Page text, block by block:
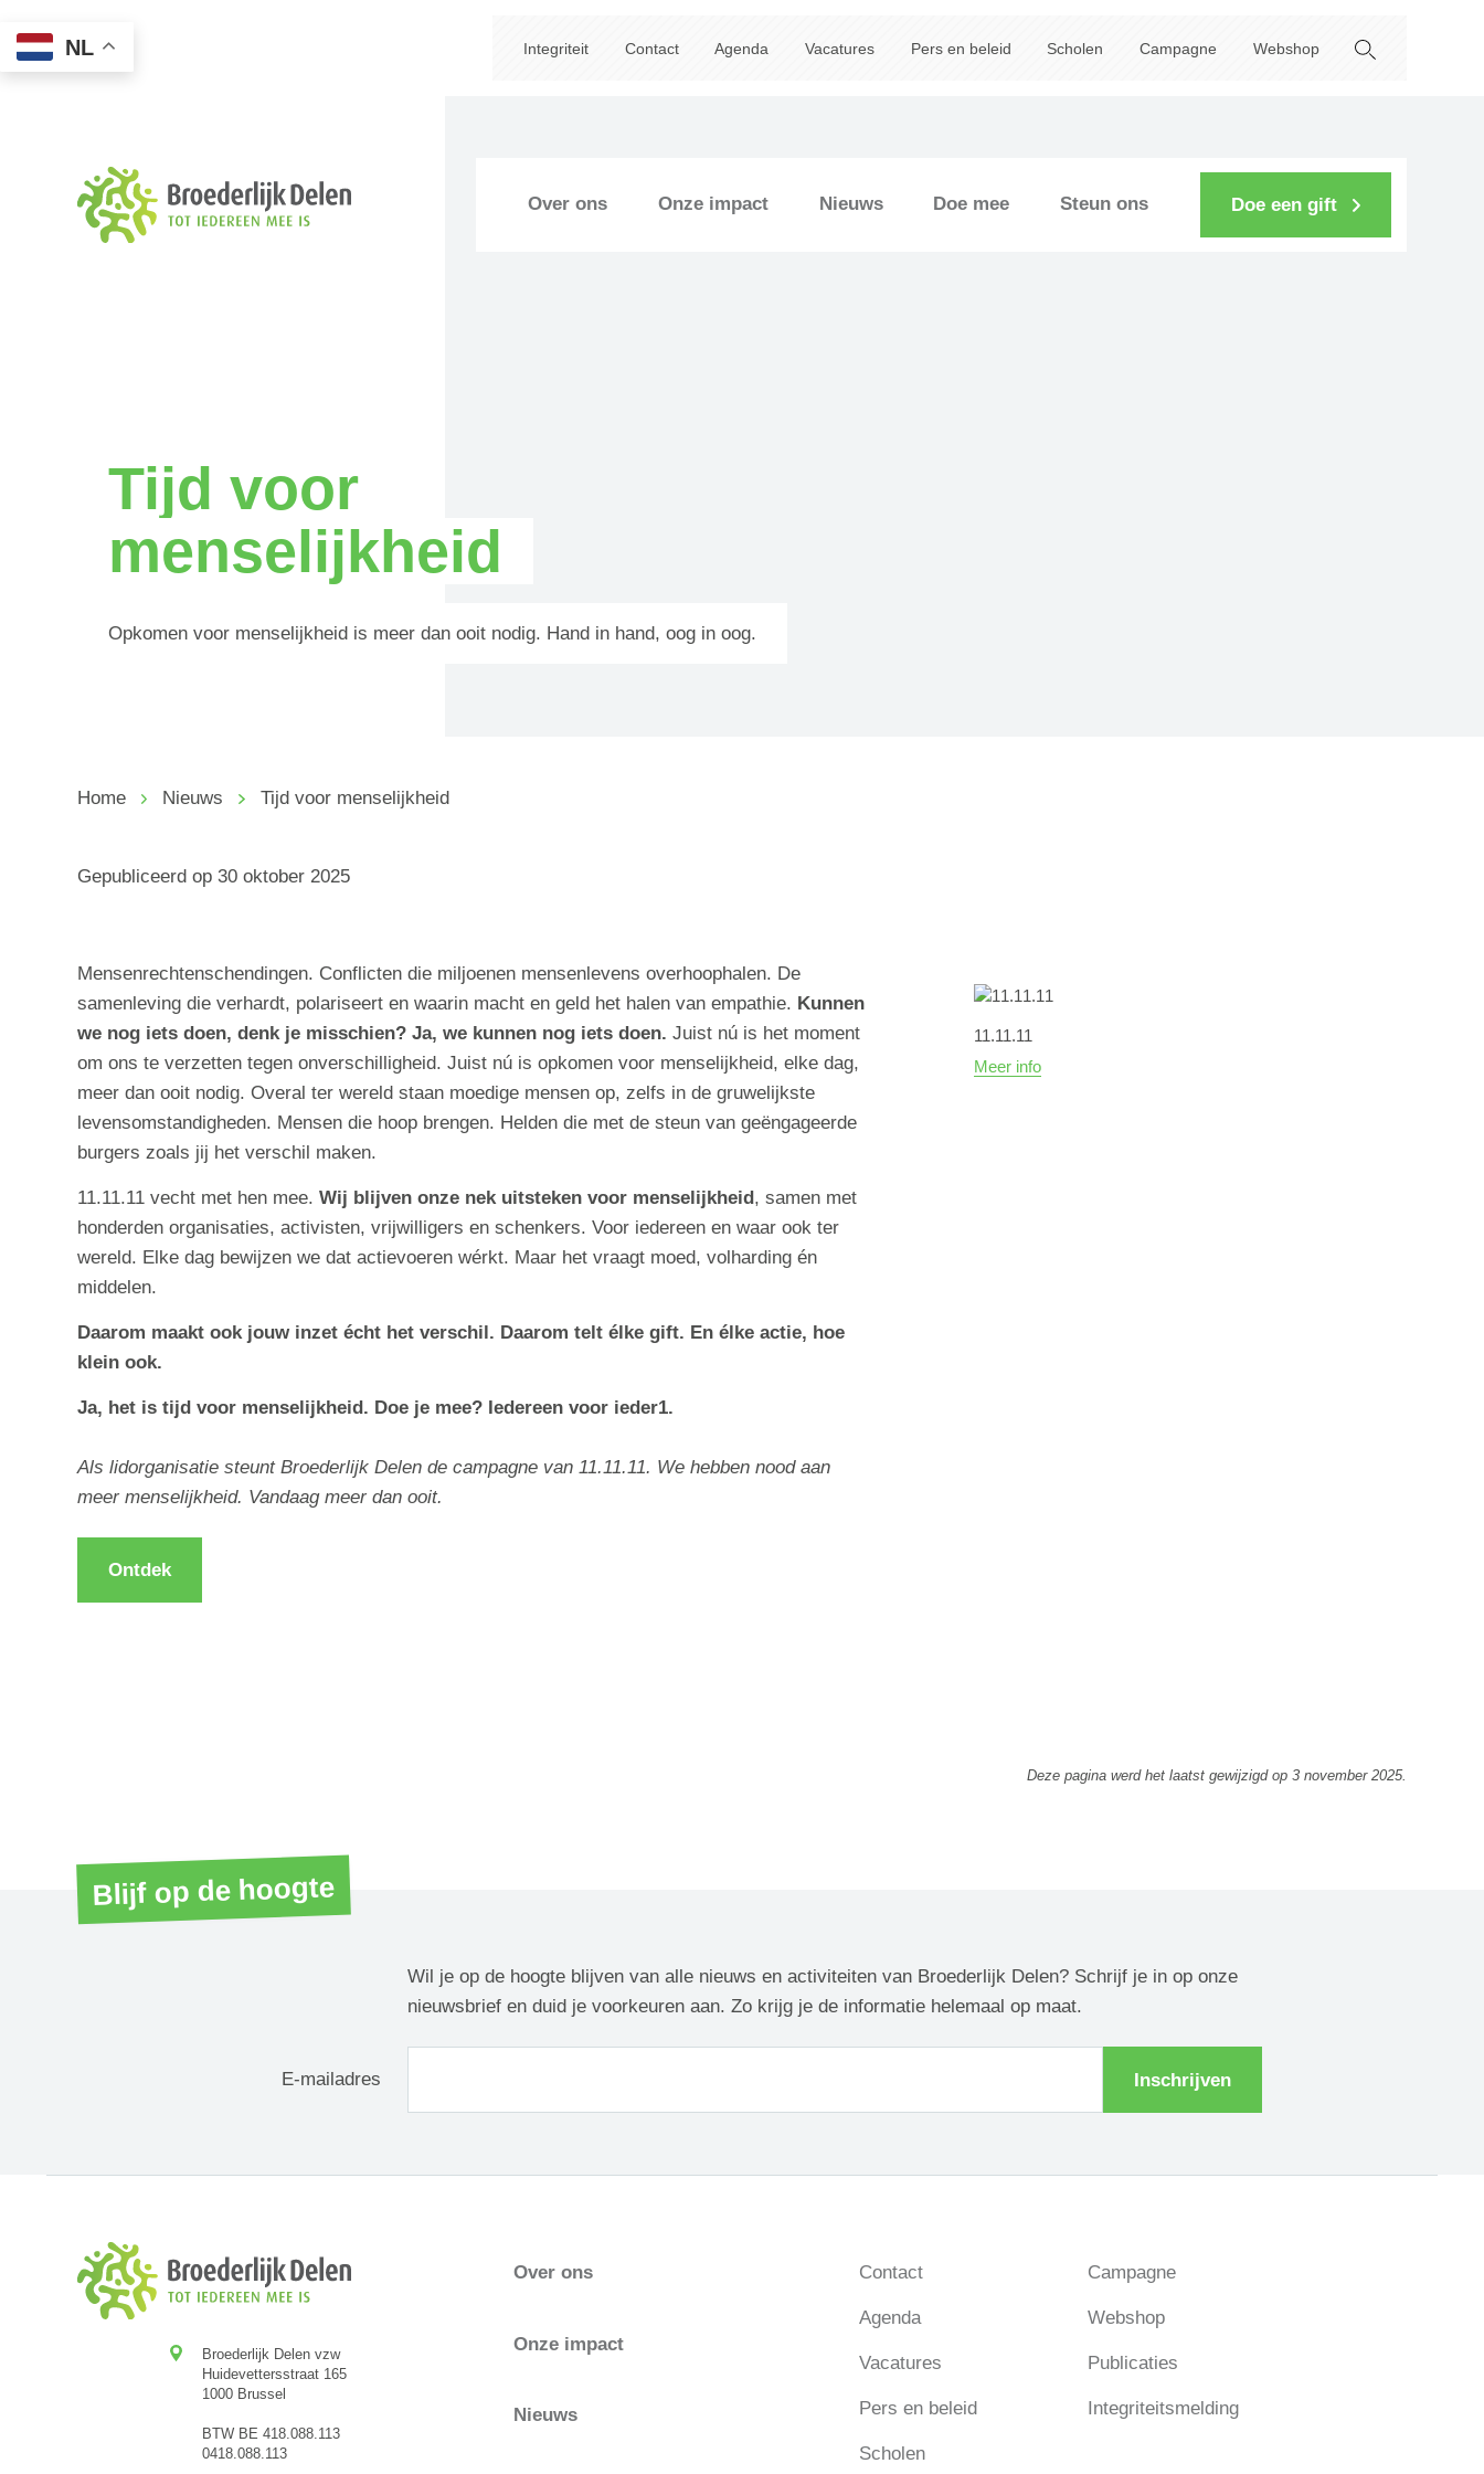
Integriteit Contact Agenda Vacatures Pers en beleid Scholen Campagne Webshop
Over ons Onze impact Nieuws Doe mee Steun ons Doe een gift
Tijd voor
menselijkheid
Opkomen voor menselijkheid is meer dan ooit nodig. Hand in hand, oog in oog.
Home Nieuws Tijd voor menselijkheid
Gepubliceerd op 30 oktober 2025
Mensenrechtenschendingen. Conflicten die miljoenen mensenlevens overhoophalen. De
samenleving die verhardt, polariseert en waarin macht en geld het halen van empathie. Kunnen
we nog iets doen, denk je misschien? Ja, we kunnen nog iets doen. Juist nú is het moment
om ons te verzetten tegen onverschilligheid. Juist nú is opkomen voor menselijkheid, elke dag,
meer dan ooit nodig. Overal ter wereld staan moedige mensen op, zelfs in de gruwelijkste
levensomstandigheden. Mensen die hoop brengen. Helden die met de steun van geëngageerde
burgers zoals jij het verschil maken.
11.11.11 vecht met hen mee. Wij blijven onze nek uitsteken voor menselijkheid, samen met
honderden organisaties, activisten, vrijwilligers en schenkers. Voor iedereen en waar ook ter
wereld. Elke dag bewijzen we dat actievoeren wérkt. Maar het vraagt moed, volharding én
middelen.
Daarom maakt ook jouw inzet écht het verschil. Daarom telt élke gift. En élke actie, hoe
klein ook.
Ja, het is tijd voor menselijkheid. Doe je mee? Iedereen voor ieder1.
Als lidorganisatie steunt Broederlijk Delen de campagne van 11.11.11. We hebben nood aan
meer menselijkheid. Vandaag meer dan ooit.
Ontdek
11.11.11
Meer info
Deze pagina werd het laatst gewijzigd op 3 november 2025.
Blijf op de hoogte
Wil je op de hoogte blijven van alle nieuws en activiteiten van Broederlijk Delen? Schrijf je in op onze
nieuwsbrief en duid je voorkeuren aan. Zo krijg je de informatie helemaal op maat.
E-mailadres Inschrijven
Broederlijk Delen vzw
Huidevettersstraat 165
1000 Brussel
BTW BE 418.088.113
0418.088.113
Over ons
Onze impact
Nieuws
Contact
Agenda
Vacatures
Pers en beleid
Scholen
Campagne
Webshop
Publicaties
Integriteitsmelding
NL